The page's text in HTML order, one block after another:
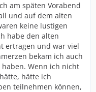
am späten Vorabend
und auf dem alten
keine lustigen
habe den alten
ertragen und war viel
bekam ich auch
haben. Wenn ich nicht
hätte ich
teilnehmen können,